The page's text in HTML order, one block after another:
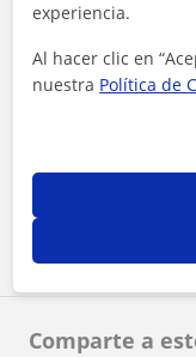
Comparte a
Al hacer clic,
experiencia.
Al hacer clic en
nuestra Política de